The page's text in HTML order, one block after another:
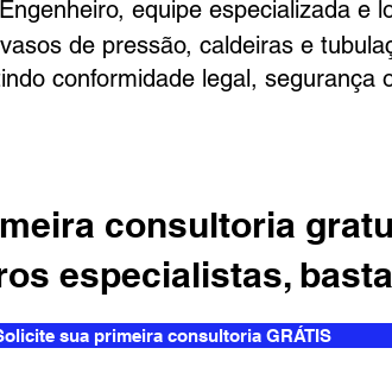
equipe especializada e
de pressão, caldeiras e
conformidade legal, segurança
consultoria
especialistas,
sua primeira consultoria GRÁTIS